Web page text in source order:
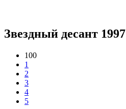
Звездный десант 1997
100
1
2
3
4
5